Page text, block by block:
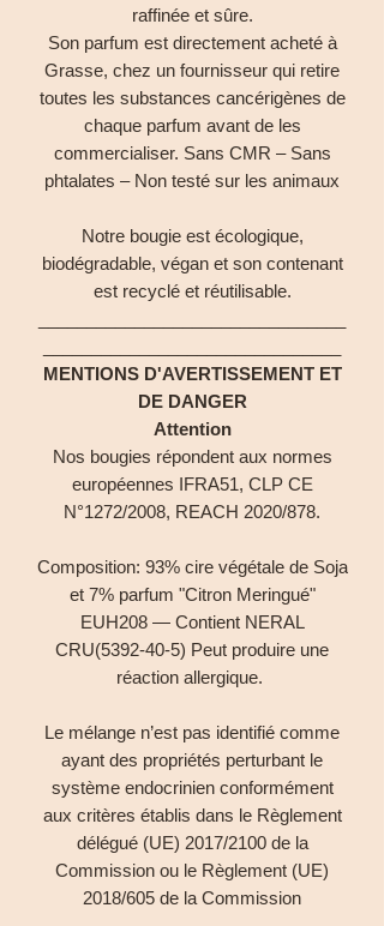
raffinée et sûre.
Son parfum est directement acheté à
Grasse, chez un fournisseur qui retire
toutes les substances cancérigènes de
chaque parfum avant de les
commercialiser. Sans CMR – Sans
phtalates – Non testé sur les animaux
Notre bougie est écologique,
biodégradable, végan et son contenant
est recyclé et réutilisable.
MENTIONS D'AVERTISSEMENT ET
DE DANGER
Attention
Nos bougies répondent aux normes
européennes IFRA51, CLP CE
N°1272/2008, REACH 2020/878.
Composition: 93% cire végétale de Soja
et 7% parfum "Citron Meringué"
EUH208 — Contient NERAL
CRU(5392-40-5) Peut produire une
réaction allergique.
Le mélange n’est pas identifié comme
ayant des propriétés perturbant le
système endocrinien conformément
aux critères établis dans le Règlement
délégué (UE) 2017/2100 de la
Commission ou le Règlement (UE)
2018/605 de la Commission